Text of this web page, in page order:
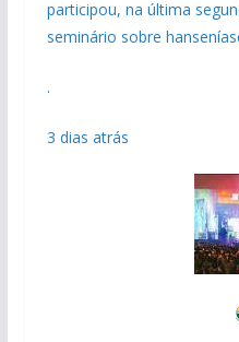
participou, na última
seminário sobre
.
3 dias atrás